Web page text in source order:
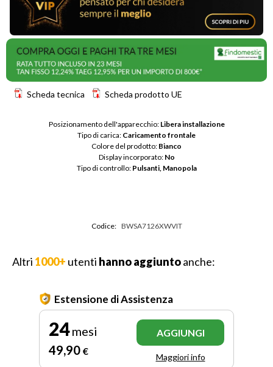
Scheda tecnica Scheda prodotto UE
Posizionamento dell'apparecchio: Libera installazione
Tipo di carica: Caricamento frontale
Colore del prodotto: Bianco
Display incorporato: No
Tipo di controllo: Pulsanti, Manopola
Codice: BWSA7126XWVIT
Altri 1000+ utenti hanno aggiuntoanche:
Estensione di Assistenza
24mesi
49,90 €
AGGIUNGI
Maggiori info